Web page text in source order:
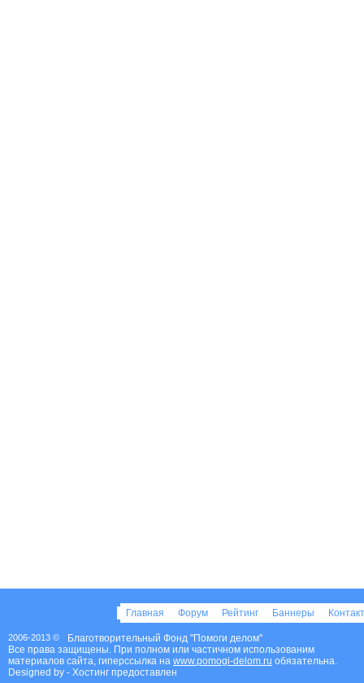
Главная Форум Рейтинг Баннеры
2006-2013 ©
Благотворительный Фонд "Помоги делом"
Все права защищены. При полном или частичном использованим
материалов сайта, гиперссылка на www.pomogi-delom.ru обязательна.
Designed by - Хостинг предоставлен